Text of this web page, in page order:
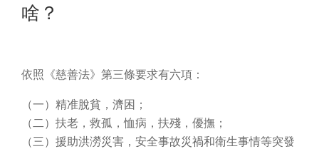
啥？
依照《慈善法》第三條要求有六項：
（一）精准脫貧，濟困；
（二）扶老，救孤，恤病，扶殘，優撫；
（三）援助洪澇災害，安全事故災禍和衛生事情等突發